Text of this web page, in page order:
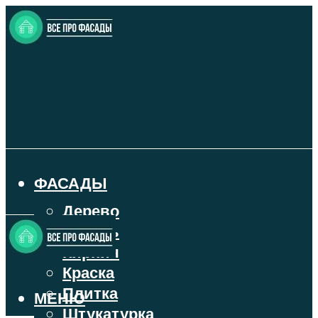
ФАСАДЫ
Дерево
Камень
Кирпич
Краска
Плитка
Штукатурка
МЕНЮ